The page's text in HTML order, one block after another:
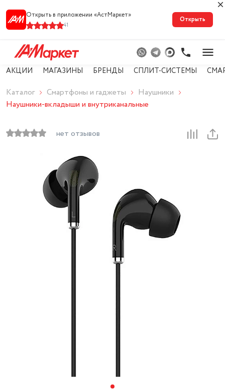
Открыть в приложении «АстМарке‪т‬»
41
Открыть
АКЦИИ МАГАЗИНЫ БРЕНДЫ СПЛИТ-СИСТЕМЫ
Каталог Смартфоны и гаджеты
Наушники
Наушники-вкладыши и внутриканальные
нет отзывов